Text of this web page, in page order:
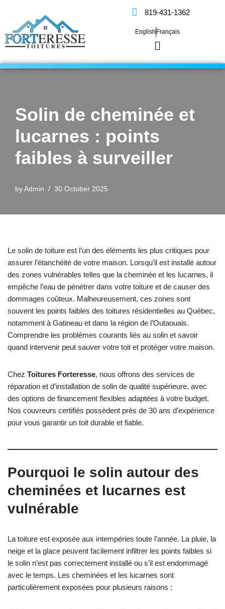
Skip
to
content
819-431-1362
English Français
Solin de cheminée et
lucarnes : points
faibles à surveiller
by Admin 30 October 2025
Le solin de toiture est l’un des éléments les plus critiques pour
assurer l’étanchéité de votre maison. Lorsqu’il est installé autour
des zones vulnérables telles que la cheminée et les lucarnes, il
empêche l’eau de pénétrer dans votre toiture et de causer des
dommages coûteux. Malheureusement, ces zones sont
souvent les points faibles des toitures résidentielles au Québec,
notamment à Gatineau et dans la région de l’Outaouais.
Comprendre les problèmes courants liés au solin et savoir
quand intervenir peut sauver votre toit et protéger votre maison.
Chez Toitures Forteresse, nous offrons des services de
réparation et d’installation de solin de qualité supérieure, avec
des options de financement flexibles adaptées à votre budget.
Nos couvreurs certifiés possèdent près de 30 ans d’expérience
pour vous garantir un toit durable et fiable.
Pourquoi le solin autour des
cheminées et lucarnes est
vulnérable
La toiture est exposée aux intempéries toute l’année. La pluie, la
neige et la glace peuvent facilement infiltrer les points faibles si
le solin n’est pas correctement installé ou s’il est endommagé
avec le temps. Les cheminées et les lucarnes sont
particulièrement exposées pour plusieurs raisons :